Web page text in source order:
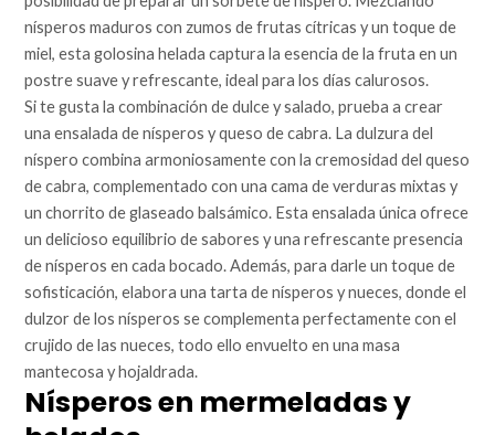
nísperos maduros con zumos de frutas cítricas y un toque de
miel, esta golosina helada captura la esencia de la fruta en un
postre suave y refrescante, ideal para los días calurosos.
Si te gusta la combinación de dulce y salado, prueba a crear
una ensalada de nísperos y queso de cabra. La dulzura del
níspero combina armoniosamente con la cremosidad del queso
de cabra, complementado con una cama de verduras mixtas y
un chorrito de glaseado balsámico. Esta ensalada única ofrece
un delicioso equilibrio de sabores y una refrescante presencia
de nísperos en cada bocado. Además, para darle un toque de
sofisticación, elabora una tarta de nísperos y nueces, donde el
dulzor de los nísperos se complementa perfectamente con el
crujido de las nueces, todo ello envuelto en una masa
mantecosa y hojaldrada.
Nísperos en mermeladas y